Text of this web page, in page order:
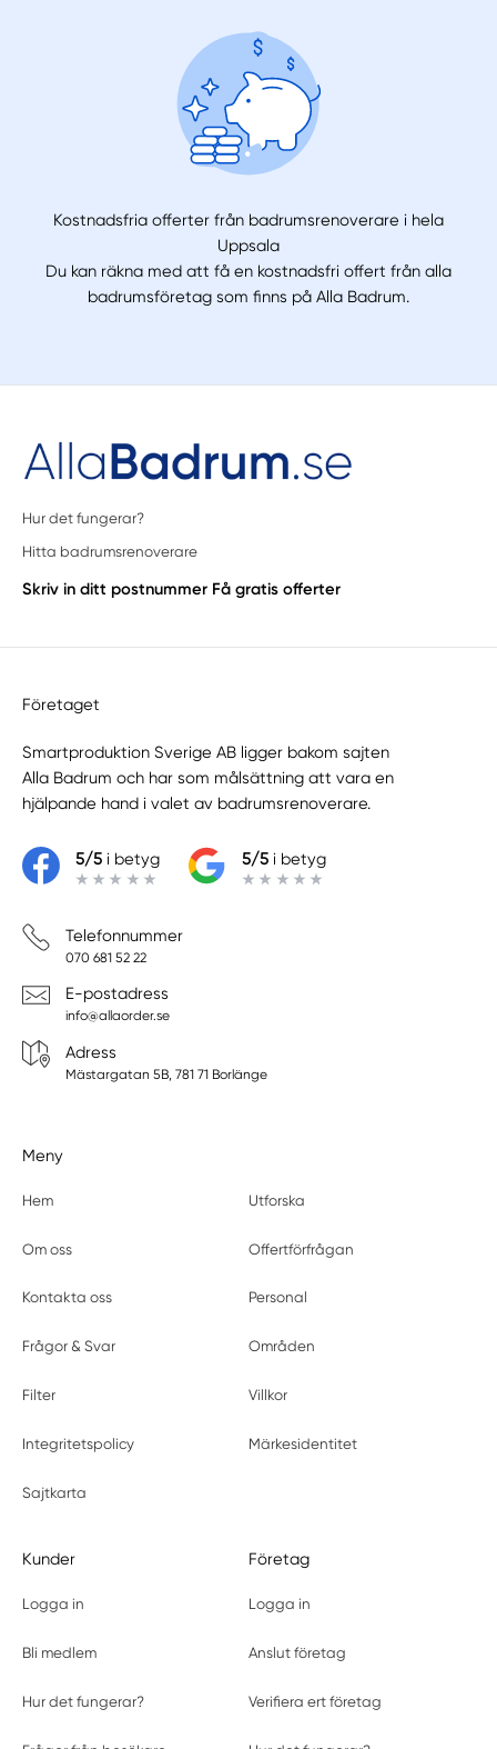
Kostnadsfria offerter från badrumsrenoverare i hela
Uppsala
Du kan räkna med att få en kostnadsfri offert från alla
badrumsföretag som finns på Alla Badrum.
Hur det fungerar?
Hitta badrumsrenoverare
Skriv in ditt postnummer Få gratis offerter
Företaget
Smartproduktion Sverige AB ligger bakom sajten
Alla Badrum och har som målsättning att vara en
hjälpande hand i valet av badrumsrenoverare.
5/5i betyg 5/5i betyg
Telefonnummer
070 681 52 22
E-postadress
info@allaorder.se
Adress
Mästargatan 5B, 781 71 Borlänge
Meny
Hem Utforska
Om oss Offertförfrågan
Kontakta oss Personal
Frågor & Svar Områden
Filter Villkor
Integritetspolicy Märkesidentitet
Sajtkarta
Kunder
Logga in
Bli medlem
Hur det fungerar?
Företag
Logga in
Anslut företag
Verifiera ert företag